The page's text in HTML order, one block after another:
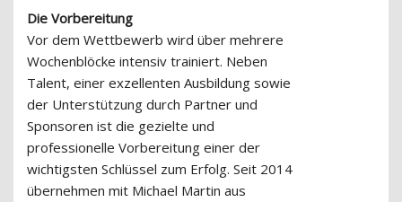
Die Vorbereitung
Vor dem Wettbewerb wird über mehrere
Wochenblöcke intensiv trainiert. Neben
Talent, einer exzellenten Ausbildung sowie
der Unterstützung durch Partner und
Sponsoren ist die gezielte und
professionelle Vorbereitung einer der
wichtigsten Schlüssel zum Erfolg. Seit 2014
übernehmen mit Michael Martin aus